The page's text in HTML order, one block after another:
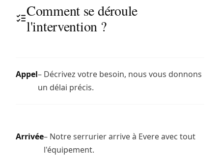
Comment se déroule
l'intervention ?
Appel– Décrivez votre besoin, nous vous donnons
un délai précis.
Arrivée– Notre serrurier arrive à Evere avec tout
l'équipement.